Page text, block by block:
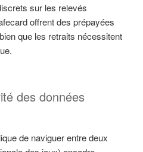
sur les relevés
offrent des prépayées
que les retraits nécessitent
des données
de naviguer entre deux